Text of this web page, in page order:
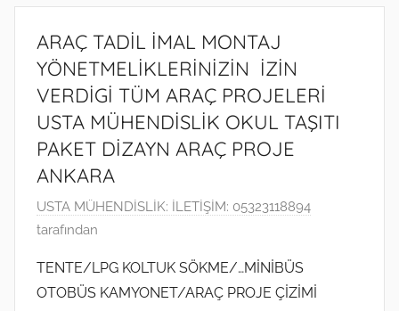
h
n
d
e
g
ö
n
e
r
i
ARAÇ TADİL İMAL MONTAJ
YÖNETMELİKLERİNİZİN İZİN
VERDİGİ TÜM ARAÇ PROJELERİ
USTA MÜHENDİSLİK OKUL TAŞITI
PAKET DİZAYN ARAÇ PROJE
ANKARA
3
K
s
ı
USTA MÜHENDİSLİK: İLETİŞİM: 05323118894
tarafından
TENTE/LPG KOLTUK SÖKME/…MİNİBÜS
OTOBÜS KAMYONET/ARAÇ PROJE ÇİZİMİ